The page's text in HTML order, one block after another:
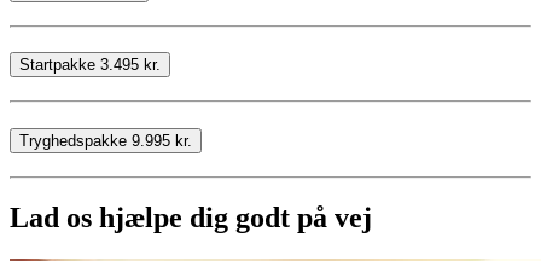
Startpakke 3.495 kr.
Tryghedspakke 9.995 kr.
Lad os hjælpe dig godt på vej